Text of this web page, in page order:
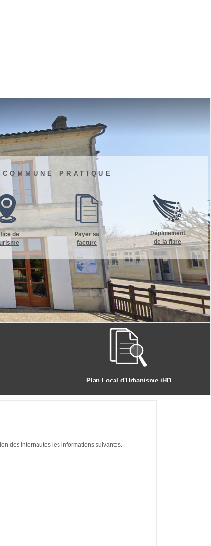
commune pratique
de
Payer sa
facture
Déploiement
de la fibre
Plan Local d'Urbanisme iHD
des internautes les informations suivantes.